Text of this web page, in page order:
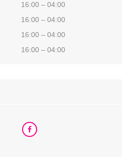
16:00 – 04:00
16:00 – 04:00
16:00 – 04:00
16:00 – 04:00